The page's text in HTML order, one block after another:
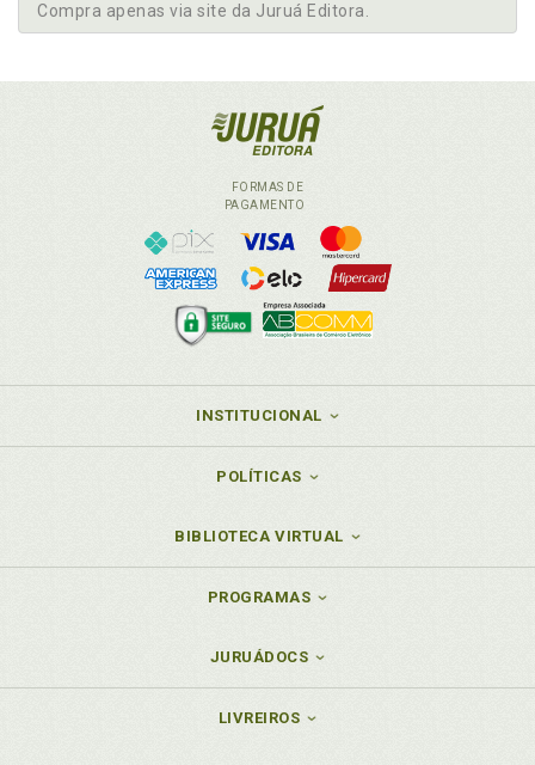
Compra apenas via site da Juruá Editora.
FORMAS DE
PAGAMENTO
INSTITUCIONAL
POLÍTICAS
BIBLIOTECA VIRTUAL
PROGRAMAS
JURUÁDOCS
LIVREIROS